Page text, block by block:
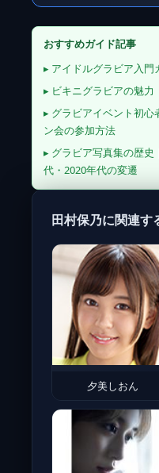
おすすめガイド記事
▸ アイドルグラビア入門
▸ ビキニグラビアの魅力
▸ グラビアイベント初心
ン会の参加方法
▸ グラビア写真集の歴史
代・2020年代の変遷
田村保乃に関連す
夕美しおん